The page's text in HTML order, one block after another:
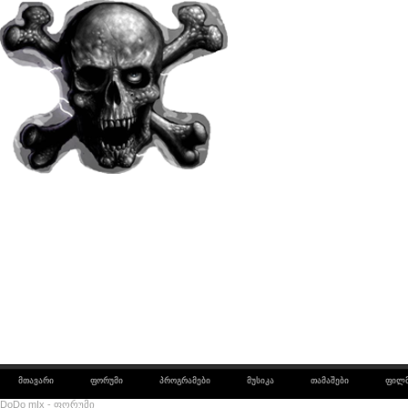
მთავარი ფორუმი პროგრამები მუსიკა თამაშები
DoDo mIx - ფორუმი